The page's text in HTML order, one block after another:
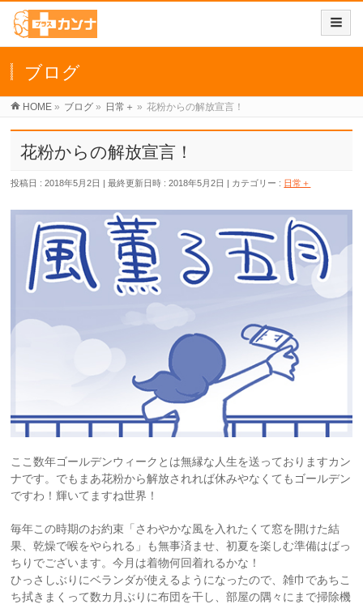
ブログ
HOME » ブログ » 日常＋ » 花粉からの解放宣言！
花粉からの解放宣言！
投稿日 : 2018年5月2日 最終更新日時 : 2018年5月2日 カテゴリー : 日常＋
ここ数年ゴールデンウィークとは無縁な人生を送っておりますカン
ナです。でもまあ花粉から解放されれば休みやなくてもゴールデン
ですわ！輝いてますね世界！
毎年この時期のお約束「さわやかな風を入れたくて窓を開けた結
果、乾燥で喉をやられる」も無事済ませ、初夏を楽しむ準備はばっ
ちりでございます。今月は着物何回着れるかな！
ひっさしぶりにベランダが使えるようになったので、雑巾であちこ
ち拭きまくって数カ月ぶりに布団を干し、部屋の隅々にまで掃除機